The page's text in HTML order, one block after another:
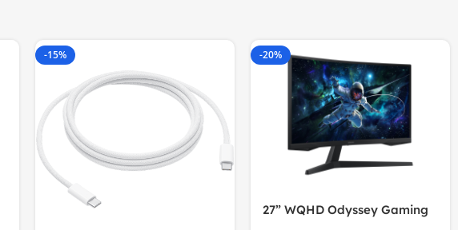
-15% -20%
27” WQHD Odyssey Gaming